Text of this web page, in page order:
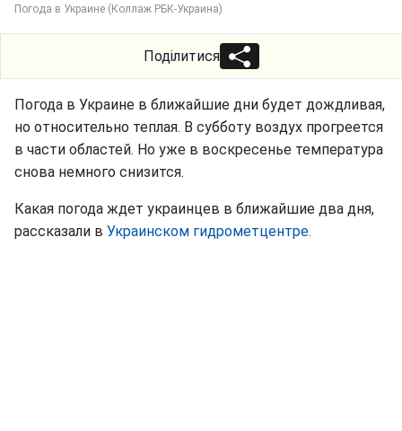
Погода в Украине (Коллаж РБК-Украина)
Поділитися
Погода в Украине в ближайшие дни будет дождливая,
но относительно теплая. В субботу воздух прогреется
в части областей. Но уже в воскресенье температура
снова немного снизится.
Какая погода ждет украинцев в ближайшие два дня,
рассказали в Украинском гидрометцентре.